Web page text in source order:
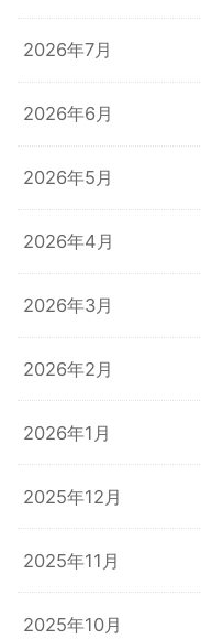
2026年7月
2026年6月
2026年5月
2026年4月
2026年3月
2026年2月
2026年1月
2025年12月
2025年11月
2025年10月